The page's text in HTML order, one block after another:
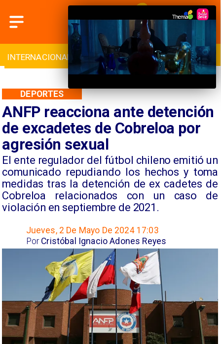
DEPORTES CULTURA TURISMO
ANFP reacciona ante detención
de excadetes de Cobreloa por
agresión sexual
El ente regulador del fútbol chileno emitió un
comunicado repudiando los hechos y toma
medidas tras la detención de ex cadetes de
Cobreloa relacionados con un caso de
violación en septiembre de 2021.
DEPORTES
Jueves, 2 De Mayo De 2024 17:03
Cristóbal Ignacio Adones Reyes
Por